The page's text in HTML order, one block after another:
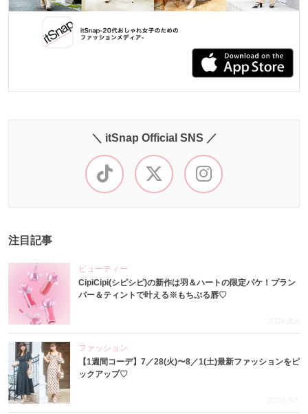
＼ itSnap Official SNS ／
注目記事
ビューティー
CipiCipi(シピシピ)の新作は羽＆ハートの限定パケ！プラン
パー＆ティントで叶える※もちぷる唇♡
2026.8.6
ファッション
【1週間コーデ】7／28(火)〜8／1(土)最新ファッションをピ
ックアップ♡
2026.8.5